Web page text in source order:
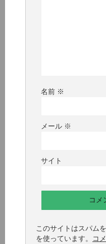
名前 ※
メール ※
サイト
このサイトはスパム
を使っています。
コ